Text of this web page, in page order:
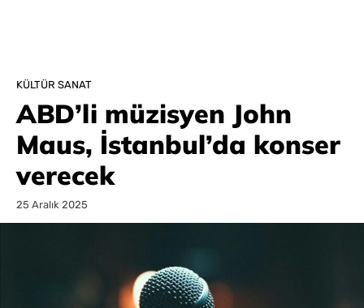
KÜLTÜR SANAT
ABD’li müzisyen John
Maus, İstanbul’da konser
verecek
25 Aralık 2025